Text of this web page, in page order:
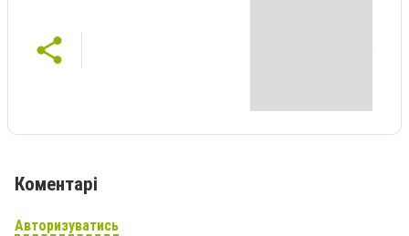
Коментарі
Авторизуватись